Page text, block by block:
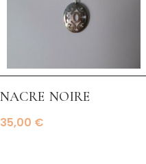
nacre noire
35,00 €